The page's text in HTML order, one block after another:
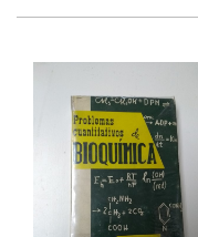
Tema Local